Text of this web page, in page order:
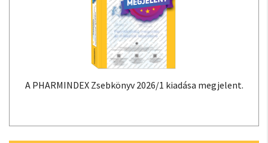
A PHARMINDEX Zsebkönyv 2026/1 kiadása megjelent.